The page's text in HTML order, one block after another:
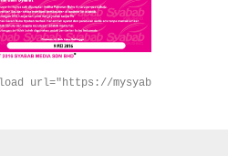
url="https://mysyabab.com/